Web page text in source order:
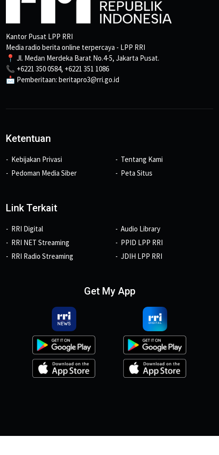
Kantor Pusat LPP RRI
Media radio berita online terpercaya - LPP RRI
📍 Jl. Medan Merdeka Barat No.4-5, Jakarta Pusat.
📞 +6221 350 0584, +6221 351 1086
📩 Pemberitaan: beritapro3@rri.go.id
Ketentuan
Kebijakan Privasi
Pedoman Media Siber
Tentang Kami
Peta Situs
Link Terkait
RRI Digital
RRI NET Streaming
RRI Radio Streaming
Audio Library
PPID LPP RRI
JDIH LPP RRI
Get My App